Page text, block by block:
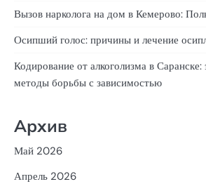
Вызов нарколога на дом в Кемерово:
Осипший голос: причины и лечение
Кодирование от алкоголизма в
методы борьбы с зависимостью
Архив
Май 2026
Апрель 2026